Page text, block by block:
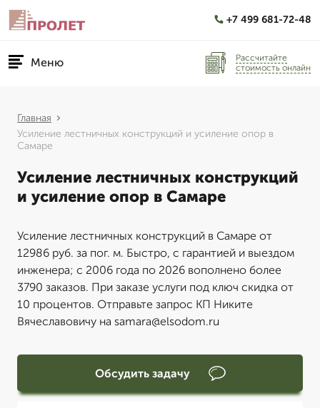
+7 499 681-72-48
Меню
Рассчитайте
стоимость онлайн
Главная
Усиление лестничных конструкций и усиление опор в
Самаре
Усиление лестничных конструкций
и усиление опор в Самаре
Усиление лестничных конструкций в Самаре от
12986 руб. за пог. м. Быстро, с гарантией и выездом
инженера; с 2006 года по 2026 вополнено более
3790 заказов. При заказе услуги под ключ скидка от
10 процентов. Отправьте запрос КП Никите
Вячеславовичу на samara@elsodom.ru
Обсудить задачу